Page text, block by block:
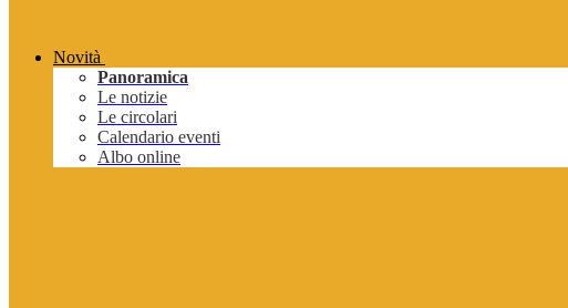
Novità
Panoramica
Le notizie
Le circolari
Calendario eventi
Albo online